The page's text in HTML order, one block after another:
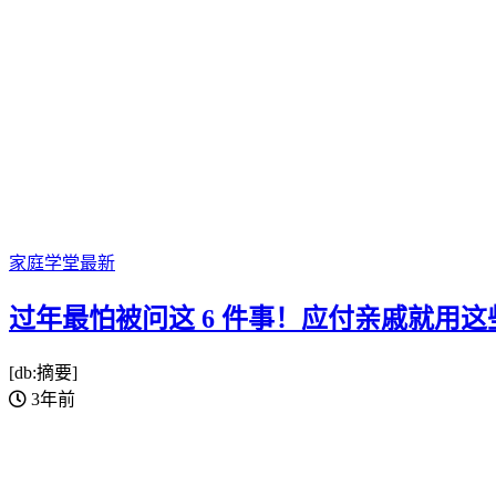
家庭学堂最新
过年最怕被问这 6 件事！应付亲戚就用这
[db:摘要]
3年前